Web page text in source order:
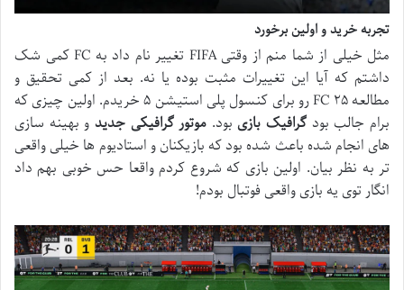
تجربه خرید و اولین برخورد
مثل خیلی از شما منم از وقتی FIFA تغییر نام داد به FC کمی شک
داشتم که آیا این تغییرات مثبت بوده یا نه. بعد از کمی تحقیق و
مطالعه FC ۲۵ رو برای کنسول پلی استیشن ۵ خریدم. اولین چیزی که
برام جالب بود گرافیک بازیبود. موتور گرافیکی جدید و بهینه سازی
های انجام شده باعث شده بود که بازیکنان و استادیوم ها خیلی واقعی
تر به نظر بیان. اولین بازی که شروع کردم واقعا حس خوبی بهم داد
انگار توی یه بازی واقعی فوتبال بودم!